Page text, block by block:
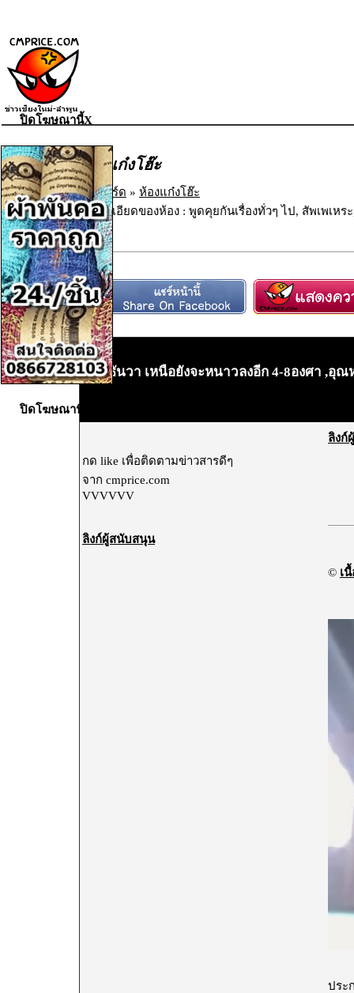
ห้องแก๋งโฮ๊ะ
เว็บบอร์ด » ห้องแก๋งโฮ๊ะ
รายละเอียดของห้อง : พูดคุยกันเรื่องทั่วๆ ไป, สัพเพเหร
ตอบ
•7-9ธันวา เหนือยังจะหนาวลงอีก 4-8องศา ,อุ
กด like เพื่อติดตามข่าวสารดีๆ
จาก cmprice.com
VVVVVV
ลิงก์ผู้สนับสนุน
ลิงก์
© เ
ประ
ปิดโฆษณานี้X
ปิดโฆษณานี้X